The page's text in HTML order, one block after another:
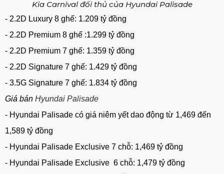
Kia Carnival đối thủ của Hyundai Palisade
- 2.2D Luxury 8 ghế: 1.209 tỷ đồng
- 2.2D Premium 8 ghế :1.299 tỷ đồng
- 2.2D Premium 7 ghế: 1.359 tỷ đồng
- 2.2D Signature 7 ghế: 1.429 tỷ đồng
- 3.5G Signature 7 ghế: 1.834 tỷ đồng
Giá bán Hyundai Palisade
- Hyundai Palisade có giá niêm yết dao động từ 1,469 đến
1,589 tỷ đồng
- Hyundai Palisade Exclusive 7 chỗ: 1,469 tỷ đồng
- Hyundai Palisade Exclusive 6 chỗ: 1,479 tỷ đồng